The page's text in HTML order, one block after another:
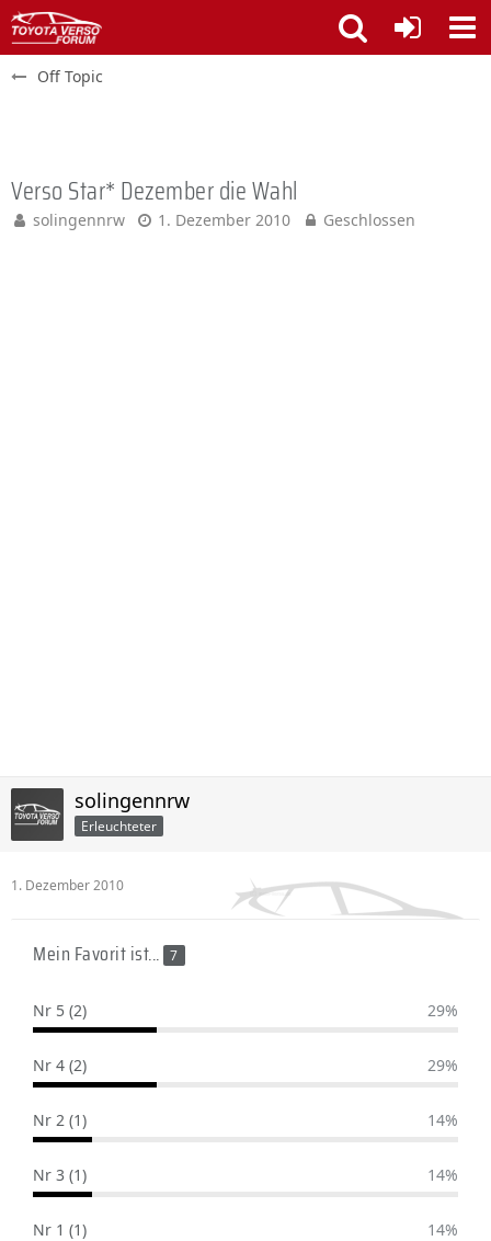
Off Topic
Verso Star* Dezember die Wahl
solingennrw 1. Dezember 2010 Geschlossen
solingennrw
Erleuchteter
1. Dezember 2010
Mein Favorit ist... 7
Nr 5 (2) 29%
Nr 4 (2) 29%
Nr 2 (1) 14%
Nr 3 (1) 14%
Nr 1 (1) 14%